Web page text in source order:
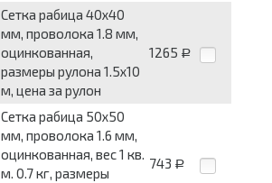
Сетка рабица 40x40
мм, проволока 1.8 мм,
оцинкованная,
размеры рулона 1.5x10
м, цена за рулон
1265 Р
Сетка рабица 50x50
мм, проволока 1.6 мм,
оцинкованная, вес 1 кв.
м. 0.7 кг, размеры
743 Р